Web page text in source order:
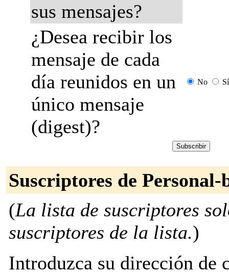
sus mensajes?
¿Desea recibir los
mensaje de cada
día reunidos en un
único mensaje
(digest)?
No Sí
Suscriptores de
(La lista de suscriptores
suscriptores de la lista.)
Introduzca su dirección de